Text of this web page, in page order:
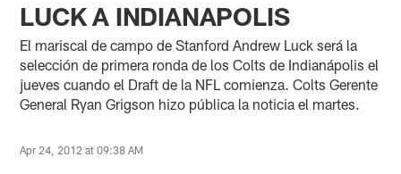
LUCK A INDIANAPOLIS
El mariscal de campo de Stanford Andrew Luck será la
selección de primera ronda de los Colts de Indianápolis el
jueves cuando el Draft de la NFL comienza. Colts Gerente
General Ryan Grigson hizo pública la noticia el martes.
Apr 24, 2012 at 09:38 AM